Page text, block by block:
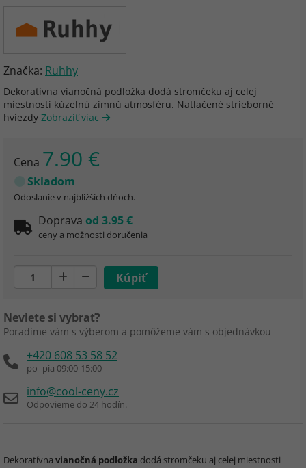
Značka: Ruhhy
Dekoratívna vianočná podložka dodá stromčeku aj celej
miestnosti kúzelnú zimnú atmosféru. Natlačené strieborné
hviezdy Zobraziť viac
Cena 7.90 €
Skladom
Odoslanie v najbližších dňoch.
Doprava od 3.95 €
ceny a možnosti doručenia
Neviete si vybrať?
Poradíme vám s výberom a pomôžeme vám s objednávkou
+420 608 53 58 52
po–pia 09:00-15:00
info@cool-ceny.cz
Odpovieme do 24 hodín.
Dekoratívna vianočná podložka dodá stromčeku aj celej miestnosti